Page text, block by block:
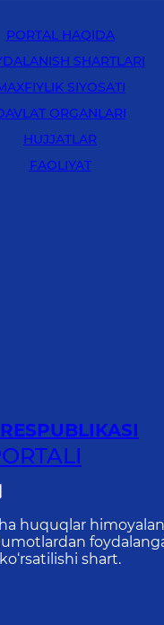
PORTAL HAQIDA
SHARTLARI
SIYOSATI
ORGANLARI
HUJJATLAR
FAOLIYAT
huquqlar
ko‘rsatilishi shart.